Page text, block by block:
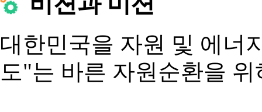
대한민국을 자원 및 에너
도"는 바른 자원순환을